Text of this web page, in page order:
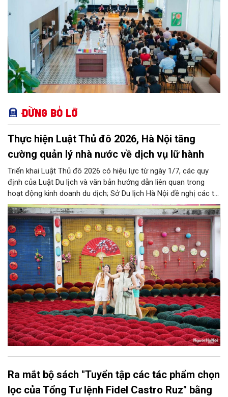
Đừng bỏ lỡ
Thực hiện Luật Thủ đô 2026, Hà Nội tăng
cường quản lý nhà nước về dịch vụ lữ hành
Triển khai Luật Thủ đô 2026 có hiệu lực từ ngày 1/7, các quy
định của Luật Du lịch và văn bản hướng dẫn liên quan trong
hoạt động kinh doanh du dịch; Sở Du lịch Hà Nội đề nghị các tổ
chức, đơn vị, doanh nghiệp kinh doanh dịch vụ lữ hành trên địa
bàn thành phố thực hiện một số nội dung quan trọng. Qua đó
góp phần thực hiện thắng lợi các mục tiêu phát triển du lịch Hà
Nội năm 2026 và giai đoạn tiếp theo.
Ra mắt bộ sách "Tuyển tập các tác phẩm chọn
lọc của Tổng Tư lệnh Fidel Castro Ruz" bằng